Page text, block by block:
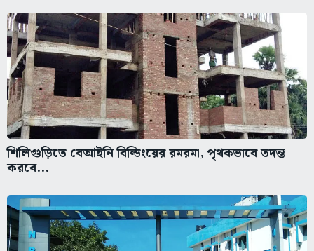
শিলিগুড়িতে বেআইনি বিল্ডিংয়ের রমরমা, পৃথকভাবে তদন্ত
করবে...